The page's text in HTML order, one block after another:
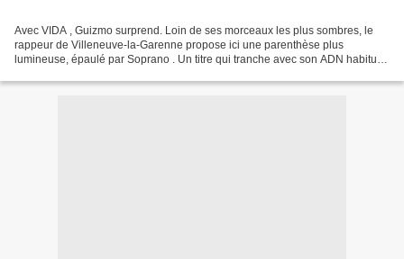
Avec VIDA , Guizmo surprend. Loin de ses morceaux les plus sombres, le
rappeur de Villeneuve-la-Garenne propose ici une parenthèse plus
lumineuse, épaulé par Soprano . Un titre qui tranche avec son ADN habituel,